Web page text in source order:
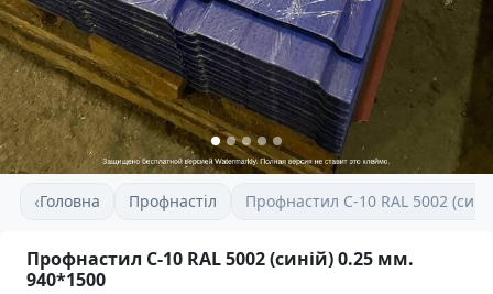
‹Головна Профнастіл Профнастил С-10 RAL 5002
Профнастил С-10 RAL 5002 (синій) 0.25 мм.
940*1500